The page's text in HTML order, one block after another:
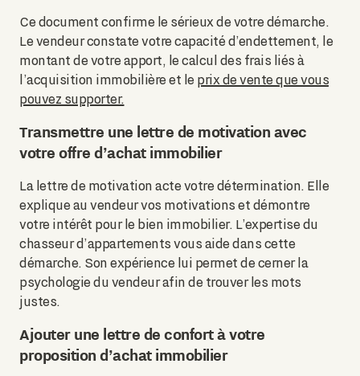
Ce document confirme le sérieux de votre démarche.
Le vendeur constate votre capacité d’endettement, le
montant de votre apport, le calcul des frais liés à
l’acquisition immobilière et le prix de vente que vous
pouvez supporter.
Transmettre une lettre de motivation avec
votre offre d’achat immobilier
La lettre de motivation acte votre détermination. Elle
explique au vendeur vos motivations et démontre
votre intérêt pour le bien immobilier. L’expertise du
chasseur d’appartements vous aide dans cette
démarche. Son expérience lui permet de cerner la
psychologie du vendeur afin de trouver les mots
justes.
Ajouter une lettre de confort à votre
proposition d’achat immobilier